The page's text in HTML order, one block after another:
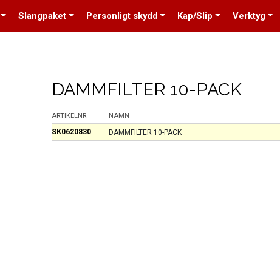
Slangpaket Personligt skydd Kap/Slip Verktyg
DAMMFILTER 10-PACK
ARTIKELNR NAMN
SK0620830 DAMMFILTER 10-PACK